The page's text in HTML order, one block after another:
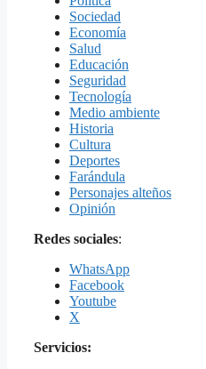
Sociedad
Economía
Salud
Educación
Seguridad
Tecnología
Medio ambiente
Historia
Cultura
Deportes
Farándula
Personajes alteños
Opinión
Redes sociales:
WhatsApp
Facebook
Youtube
X
Servicios: